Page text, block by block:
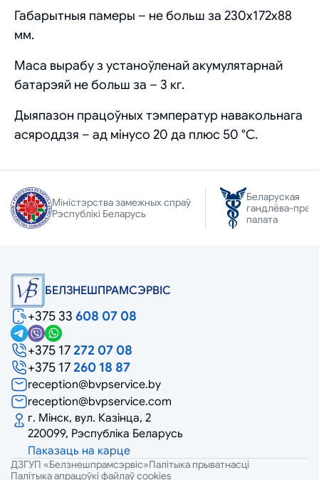
Габарытныя памеры – не больш за 230х172х88
мм.
Маса вырабу з устаноўленай акумулятарнай
батарэяй не больш за – 3 кг.
Дыяпазон працоўных тэмператур навакольнага
асяроддзя – ад мінусо 20 да плюс 50 °С.
Міністэрства замежных спраў
Рэспублікі Беларусь
Беларуская
гандлёва-
палата
БЕЛЗНЕШПРАМСЭРВIС
+375 33 608 07 08
+375 17 272 07 08
+375 17 260 18 87
reception@bvpservice.by
reception@bvpservice.com
г. Мінск, вул. Казінца, 2
220099, Рэспубліка Беларусь
Паказаць на карце
ДЗГУП «Белзнешпрамсэрвіс»Палітыка прыватнасці
Палітыка апрацоўкі файлаў cookies